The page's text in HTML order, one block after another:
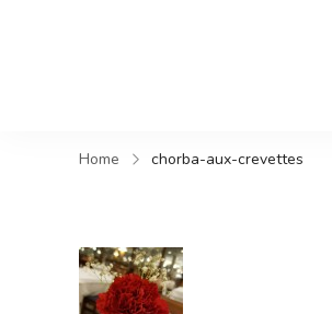
Home chorba-aux-crevettes